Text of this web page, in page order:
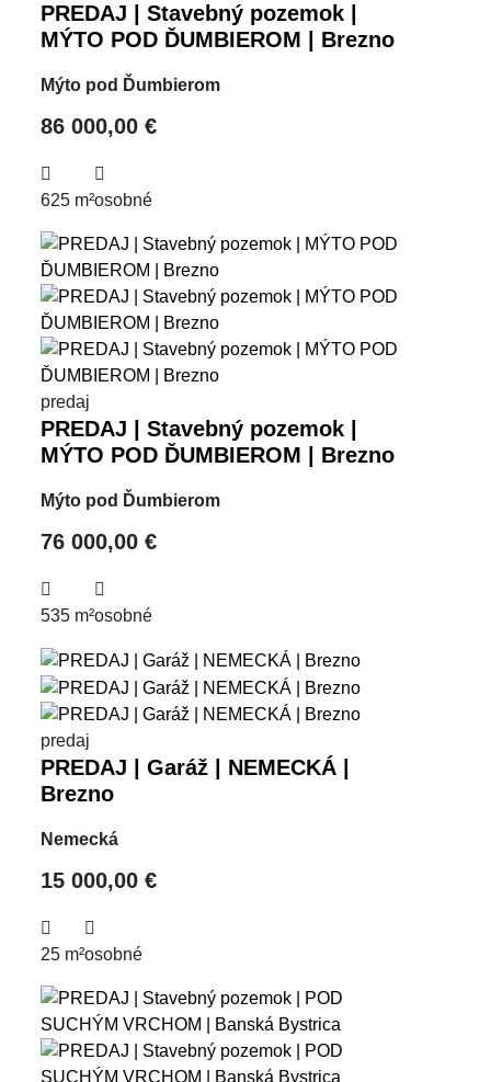
PREDAJ | Stavebný pozemok |
MÝTO POD ĎUMBIEROM | Brezno
Mýto pod Ďumbierom
86 000,00 €
625 m²osobné
predaj
PREDAJ | Stavebný pozemok |
MÝTO POD ĎUMBIEROM | Brezno
Mýto pod Ďumbierom
76 000,00 €
535 m²osobné
predaj
PREDAJ | Garáž | NEMECKÁ |
Brezno
Nemecká
15 000,00 €
25 m²osobné